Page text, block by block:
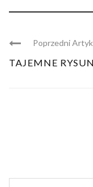
Poprzedni
TAJEMNE